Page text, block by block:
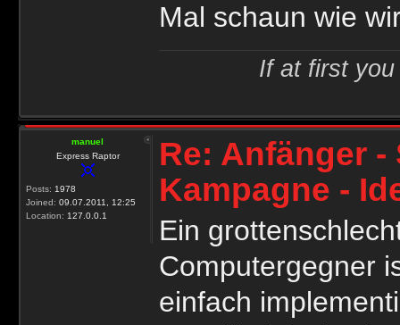
Mal schaun wie
If at first you
manuel
Express Raptor
Posts: 1978
Joined: 09.07.2011, 12:25
Location: 127.0.0.1
Re: Anfänger
Kampagne -
Ein
Computergegner
einfach